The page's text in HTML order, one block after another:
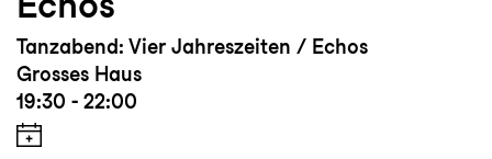
Tanzabend: Vier Jahreszeiten / Echos
Grosses Haus
19:30 - 22:00